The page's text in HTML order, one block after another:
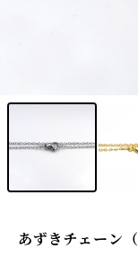
あずきチェーン